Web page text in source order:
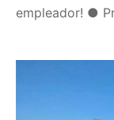
empleador! ●